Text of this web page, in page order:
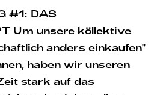
#1: DAS
Um unsere köllektive
anders einkaufen"
haben wir unseren
stark auf das